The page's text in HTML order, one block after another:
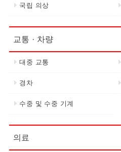
국립 의상
교통 · 차량
대중 교통
경차
수중 및 수중 기계
의료